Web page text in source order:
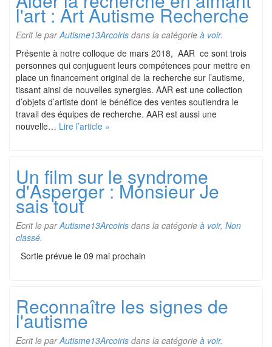
l'art : Art Autisme Recherche
Ecrit le parAutisme13Arcoiris dans la catégorie à voir.
Présente à notre colloque de mars 2018, AAR ce sont trois
personnes qui conjuguent leurs compétences pour mettre en
place un financement original de la recherche sur l’autisme,
tissant ainsi de nouvelles synergies. AAR est une collection
d’objets d’artiste dont le bénéfice des ventes soutiendra le
travail des équipes de recherche. AAR est aussi une
nouvelle… Lire l’article »
Un film sur le syndrome
d'Asperger : Monsieur Je
sais tout
Ecrit le parAutisme13Arcoiris dans la catégorie à voir, Non
classé.
Sortie prévue le 09 mai prochain
Reconnaître les signes de
l'autisme
Ecrit le parAutisme13Arcoiris dans la catégorie à voir.